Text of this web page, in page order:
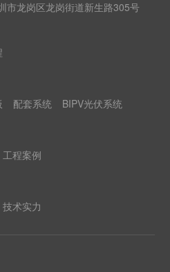
市龙岗区龙岗街道新生路305号
配套系统 BIPV光伏系统
工程案例
技术实力